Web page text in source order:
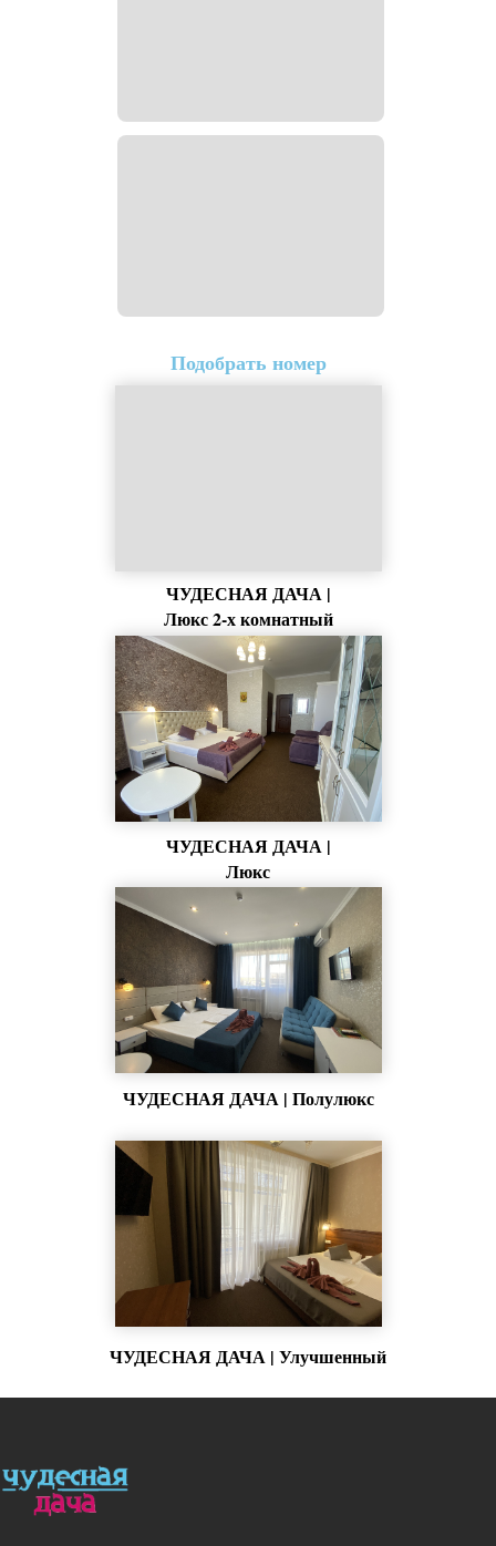
Подобрать номер
ЧУДЕСНАЯ ДАЧА |
Люкс 2-х комнатный
ЧУДЕСНАЯ ДАЧА |
Люкс
ЧУДЕСНАЯ ДАЧА | Улучшенный
ЧУДЕСНАЯ ДАЧА | Полулюкс